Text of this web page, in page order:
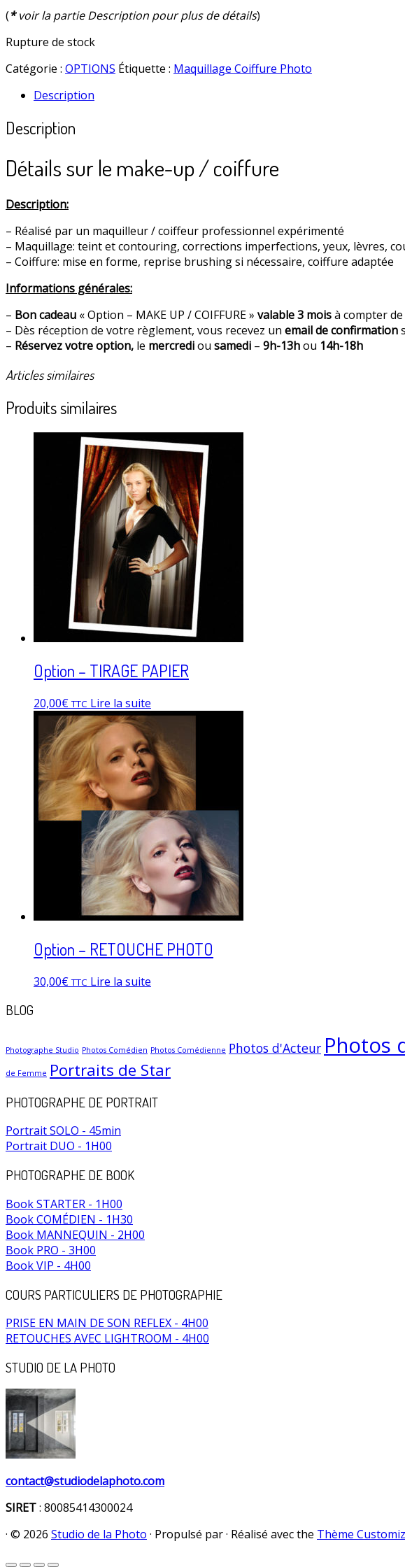
(*voir la partie Description pour plus de détails)
Rupture de stock
Catégorie : OPTIONS Étiquette : Maquillage Coiffure Photo
Description
Description
Détails sur le make-up / coiffure
Description:
– Réalisé par un maquilleur / coiffeur professionnel expérimenté
– Maquillage: teint et contouring, corrections imperfections, yeux, lèvres,
– Coiffure: mise en forme, reprise brushing si nécessaire, coiffure adaptée
Informations générales:
– Bon cadeau « Option – MAKE UP / COIFFURE » valable 3 moisà compter
– Dès réception de votre règlement, vous recevez un email de confirmation
– Réservez votre option, le mercrediou samedi – 9h-13hou 14h-18h
Articles similaires
Produits similaires
Option – TIRAGE PAPIER
20,00€ TTC Lire la suite
Option – RETOUCHE PHOTO
30,00€ TTC Lire la suite
BLOG
Photographe Studio Photos Comédien Photos Comédienne Photos d'Acteur Photos
de Femme Portraits de Star
PHOTOGRAPHE DE PORTRAIT
Portrait SOLO - 45min
Portrait DUO - 1H00
PHOTOGRAPHE DE BOOK
Book STARTER - 1H00
Book COMÉDIEN - 1H30
Book MANNEQUIN - 2H00
Book PRO - 3H00
Book VIP - 4H00
COURS PARTICULIERS DE PHOTOGRAPHIE
PRISE EN MAIN DE SON REFLEX - 4H00
RETOUCHES AVEC LIGHTROOM - 4H00
STUDIO DE LA PHOTO
contact@studiodelaphoto.com
SIRET: 80085414300024
· © 2026 Studio de la Photo · Propulsé par· Réalisé avec the Thème